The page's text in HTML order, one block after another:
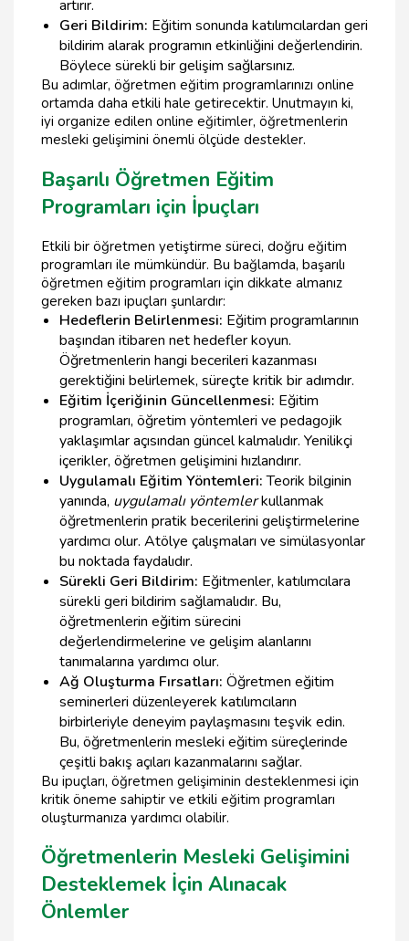
artırır.
Geri Bildirim: Eğitim sonunda katılımcılardan geri
bildirim alarak programın etkinliğini değerlendirin.
Böylece sürekli bir gelişim sağlarsınız.
Bu adımlar, öğretmen eğitim programlarınızı online
ortamda daha etkili hale getirecektir. Unutmayın ki,
iyi organize edilen online eğitimler, öğretmenlerin
mesleki gelişimini önemli ölçüde destekler.
Başarılı Öğretmen Eğitim
Programları için İpuçları
Etkili bir öğretmen yetiştirme süreci, doğru eğitim
programları ile mümkündür. Bu bağlamda, başarılı
öğretmen eğitim programları için dikkate almanız
gereken bazı ipuçları şunlardır:
Hedeflerin Belirlenmesi: Eğitim programlarının
başından itibaren net hedefler koyun.
Öğretmenlerin hangi becerileri kazanması
gerektiğini belirlemek, süreçte kritik bir adımdır.
Eğitim İçeriğinin Güncellenmesi: Eğitim
programları, öğretim yöntemleri ve pedagojik
yaklaşımlar açısından güncel kalmalıdır. Yenilikçi
içerikler, öğretmen gelişimini hızlandırır.
Uygulamalı Eğitim Yöntemleri:Teorik bilginin
yanında, uygulamalı yöntemlerkullanmak
öğretmenlerin pratik becerilerini geliştirmelerine
yardımcı olur. Atölye çalışmaları ve simülasyonlar
bu noktada faydalıdır.
Sürekli Geri Bildirim: Eğitmenler, katılımcılara
sürekli geri bildirim sağlamalıdır. Bu,
öğretmenlerin eğitim sürecini
değerlendirmelerine ve gelişim alanlarını
tanımalarına yardımcı olur.
Ağ Oluşturma Fırsatları: Öğretmen eğitim
seminerleri düzenleyerek katılımcıların
birbirleriyle deneyim paylaşmasını teşvik edin.
Bu, öğretmenlerin mesleki eğitim süreçlerinde
çeşitli bakış açıları kazanmalarını sağlar.
Bu ipuçları, öğretmen gelişiminin desteklenmesi için
kritik öneme sahiptir ve etkili eğitim programları
oluşturmanıza yardımcı olabilir.
Öğretmenlerin Mesleki Gelişimini
Desteklemek İçin Alınacak
Önlemler